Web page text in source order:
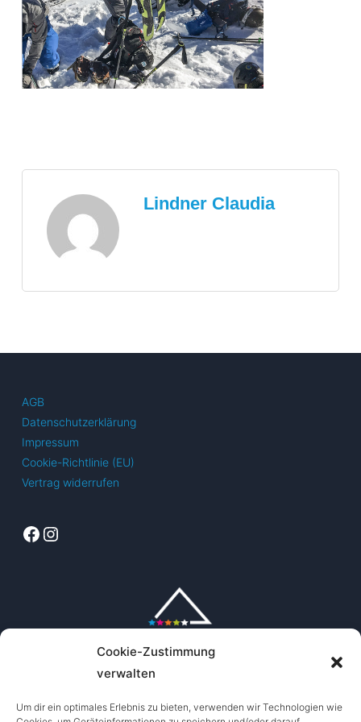
Cookie-Zustimmung
verwalten
Um dir ein optimales Erlebnis zu bieten, verwenden wir Technologien wie
Lindner Claudia
AGB
Datenschutzerklärung
Impressum
Cookie-Richtlinie (EU)
Vertrag widerrufen
Facebook
Instagram